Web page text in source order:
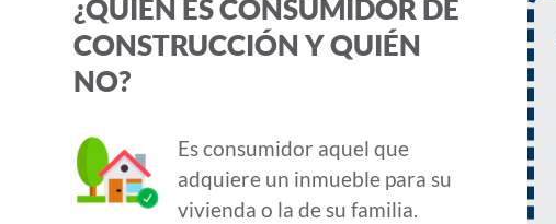
¿QUIÉN ES CONSUMIDOR DE
CONSTRUCCIÓN Y QUIÉN
NO?
Es consumidor aquel que
adquiere un inmueble para su
vivienda o la de su familia.